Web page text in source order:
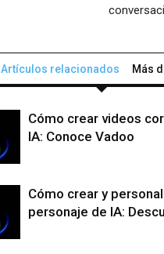
Artículos relacionados Más
Cómo crear videos
IA: Conoce Vadoo
Cómo crear y
personaje de IA: